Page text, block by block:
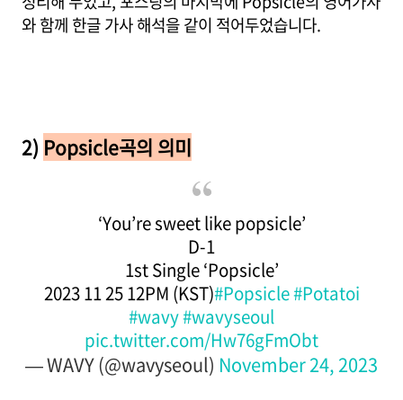
와 함께 한글 가사 해석을 같이 적어두었습니다.
2) Popsicle곡의 의미
‘You’re sweet like popsicle’
D-1
1st Single ‘Popsicle’
2023 11 25 12PM (KST)#Popsicle#Potatoi
#wavy#wavyseoul
pic.twitter.com/Hw76gFmObt
— WAVY (@wavyseoul) November 24, 2023